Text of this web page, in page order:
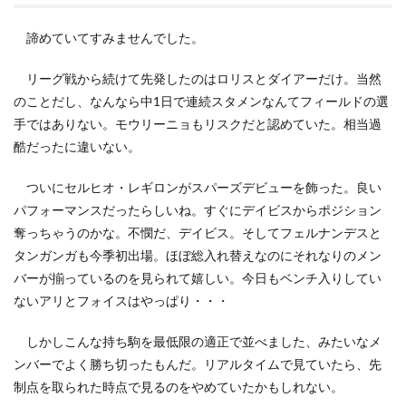
諦めていてすみませんでした。
リーグ戦から続けて先発したのはロリスとダイアーだけ。当然
のことだし、なんなら中1日で連続スタメンなんてフィールドの選
手ではありない。モウリーニョもリスクだと認めていた。相当過
酷だったに違いない。
ついにセルヒオ・レギロンがスパーズデビューを飾った。良い
パフォーマンスだったらしいね。すぐにデイビスからポジション
奪っちゃうのかな。不憫だ、デイビス。そしてフェルナンデスと
タンガンガも今季初出場。ほぼ総入れ替えなのにそれなりのメン
バーが揃っているのを見られて嬉しい。今日もベンチ入りしてい
ないアリとフォイスはやっぱり・・・
しかしこんな持ち駒を最低限の適正で並べました、みたいなメ
ンバーでよく勝ち切ったもんだ。リアルタイムで見ていたら、先
制点を取られた時点で見るのをやめていたかもしれない。